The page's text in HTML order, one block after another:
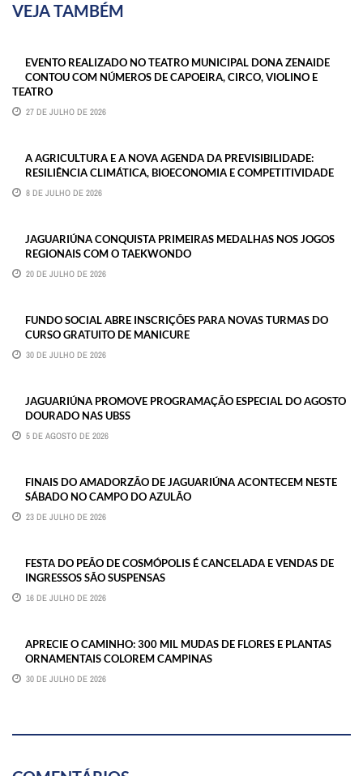
VEJA TAMBÉM
EVENTO REALIZADO NO TEATRO MUNICIPAL DONA ZENAIDE
CONTOU COM NÚMEROS DE CAPOEIRA, CIRCO, VIOLINO E
TEATRO
27 DE JULHO DE 2026
A AGRICULTURA E A NOVA AGENDA DA PREVISIBILIDADE:
RESILIÊNCIA CLIMÁTICA, BIOECONOMIA E COMPETITIVIDADE
8 DE JULHO DE 2026
JAGUARIÚNA CONQUISTA PRIMEIRAS MEDALHAS NOS JOGOS
REGIONAIS COM O TAEKWONDO
20 DE JULHO DE 2026
FUNDO SOCIAL ABRE INSCRIÇÕES PARA NOVAS TURMAS DO
CURSO GRATUITO DE MANICURE
30 DE JULHO DE 2026
JAGUARIÚNA PROMOVE PROGRAMAÇÃO ESPECIAL DO AGOSTO
DOURADO NAS UBSS
5 DE AGOSTO DE 2026
FINAIS DO AMADORZÃO DE JAGUARIÚNA ACONTECEM NESTE
SÁBADO NO CAMPO DO AZULÃO
23 DE JULHO DE 2026
FESTA DO PEÃO DE COSMÓPOLIS É CANCELADA E VENDAS DE
INGRESSOS SÃO SUSPENSAS
16 DE JULHO DE 2026
APRECIE O CAMINHO: 300 MIL MUDAS DE FLORES E PLANTAS
ORNAMENTAIS COLOREM CAMPINAS
30 DE JULHO DE 2026